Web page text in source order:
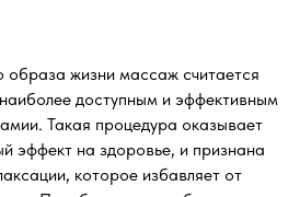
образа жизни массаж считается
доступным и эффективным
Такая процедура оказывает
эффект на здоровье, и признана
которое избавляет от